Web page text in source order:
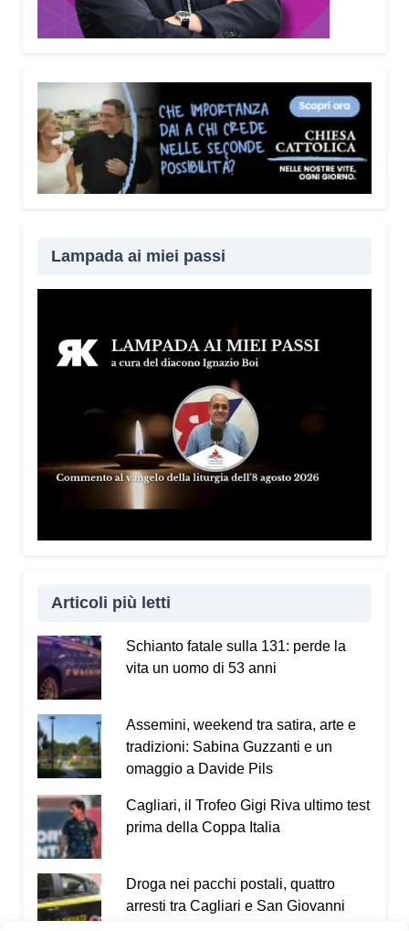
Lampada ai miei passi
Articoli più letti
Schianto fatale sulla 131: perde la
vita un uomo di 53 anni
Assemini, weekend tra satira, arte e
tradizioni: Sabina Guzzanti e un
omaggio a Davide Pils
Cagliari, il Trofeo Gigi Riva ultimo test
prima della Coppa Italia
Droga nei pacchi postali, quattro
arresti tra Cagliari e San Giovanni